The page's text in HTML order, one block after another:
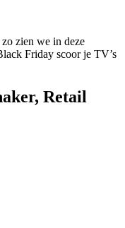
zien we in deze
Friday scoor je TV’s
, Retail